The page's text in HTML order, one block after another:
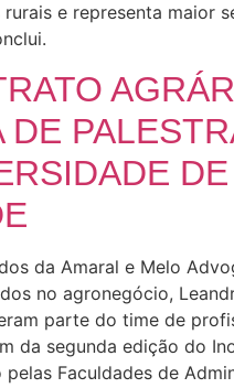
e representa maior
DE
da Amaral e Melo
no agronegócio,
parte do time de
da segunda edição do
pelas Faculdades de